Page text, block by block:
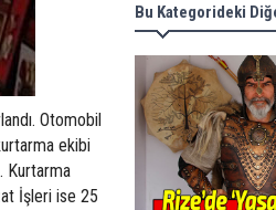
Otomobil
ekibi
Kurtarma
İşleri ise 25
Bu Kategorideki